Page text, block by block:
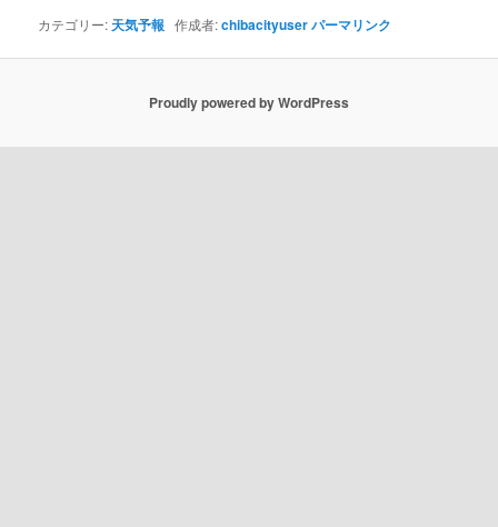
カテゴリー: 天気予報 作成者:chibacityuserパーマリンク
Proudly powered by WordPress